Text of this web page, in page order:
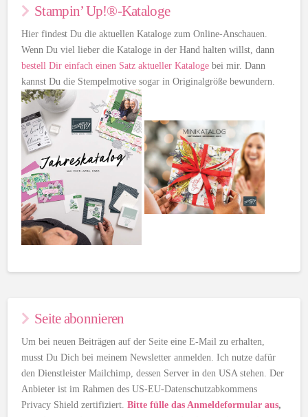
Stampin’ Up!®-Kataloge
Hier findest Du die aktuellen Kataloge zum Online-Anschauen.
Wenn Du viel lieber die Kataloge in der Hand halten willst, dann
bestell Dir einfach einen Satz aktueller Kataloge bei mir. Dann
kannst Du die Stempelmotive sogar in Originalgröße bewundern.
Seite abonnieren
Um bei neuen Beiträgen auf der Seite eine E-Mail zu erhalten,
musst Du Dich bei meinem Newsletter anmelden. Ich nutze dafür
den Dienstleister Mailchimp, dessen Server in den USA stehen. Der
Anbieter ist im Rahmen des US-EU-Datenschutzabkommens
Privacy Shield zertifiziert.Bitte fülle das Anmeldeformular aus,